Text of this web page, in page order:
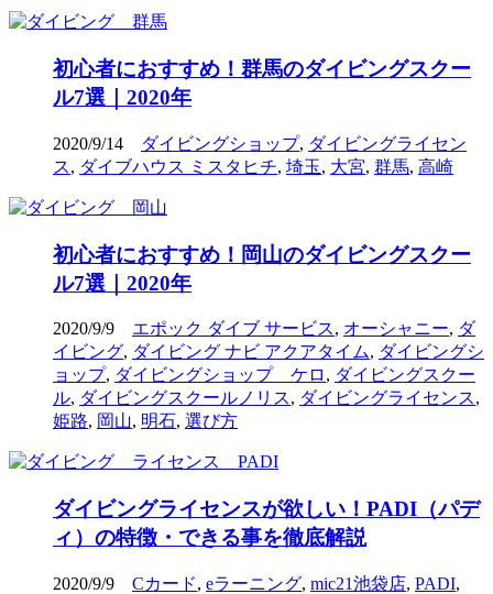
初心者におすすめ！群馬のダイビングスクー
ル7選｜2020年
2020/9/14 ダイビングショップ, ダイビングライセン
ス, ダイブハウス ミスタヒチ, 埼玉, 大宮, 群馬, 高崎
初心者におすすめ！岡山のダイビングスクー
ル7選｜2020年
2020/9/9 エポック ダイブ サービス, オーシャニー, ダ
イビング, ダイビング ナビ アクアタイム, ダイビングシ
ョップ, ダイビングショップ ケロ , ダイビングスクー
ル, ダイビングスクールノリス, ダイビングライセンス,
姫路, 岡山, 明石, 選び方
ダイビングライセンスが欲しい！PADI（パデ
ィ）の特徴・できる事を徹底解説
2020/9/9 Cカード, eラーニング, mic21池袋店, PADI,